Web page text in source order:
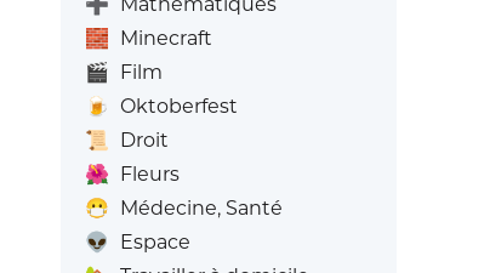
🧱 Minecraft
🎬 Film
🍺
Oktoberfest
📜
Droit
🌺 Fleurs
😷 Médecine, Santé
👽
Espace